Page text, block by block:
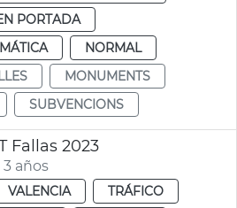
PORTADA
NORMAL
MONUMENTS
SUBVENCIONS
Fallas 2023
años
VALENCIA
TRÁFICO